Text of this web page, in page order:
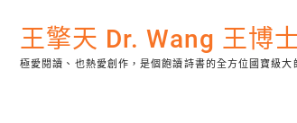
content王擎天 Dr. Wang 王博
極愛閱讀、也熱愛創作，是個飽讀詩書的全方位國寶級